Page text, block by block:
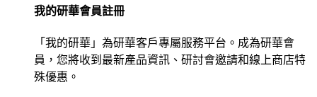
我的研華會員註冊
「我的研華」為研華客戶專屬服務平台。成為研華會
員，您將收到最新產品資訊、研討會邀請和線上商店特
殊優惠。